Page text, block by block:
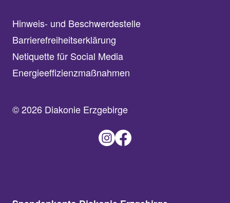
Hinweis- und Beschwerdestelle
Barrierefreiheitserklärung
Netiquette für Social Media
Energieeffizienzmaßnahmen
© 2026 Diakonie Erzgebirge